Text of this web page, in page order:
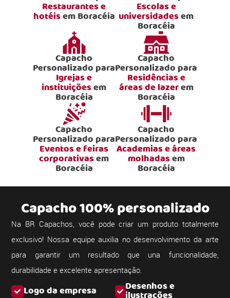
Restaurantes e
hotéisem Boracéia
Escolas e
universidadesem
Boracéia
Capacho
Personalizado para
Igrejas e
instituiçõesem
Boracéia
Capacho
Personalizado para
Residências e
áreas de lazerem
Boracéia
Capacho
Personalizado para
Eventos e feiras
corporativasem
Boracéia
Capacho
Personalizado para
Academias e áreas
molhadasem
Boracéia
Logo da empresa Desenhos e
Capacho 100% personalizado
Na BR Capachos, você pode criar um produto totalmente
exclusivo! Nossa equipe auxilia no desenvolvimento da arte
para garantir um resultado que una funcionalidade,
durabilidade e excelente apresentação.